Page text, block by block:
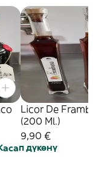
Licor De Frambuesa
(200 Ml.)
9,90 €
дүкөнү